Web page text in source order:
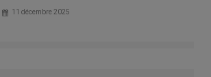
11 décembre 2025